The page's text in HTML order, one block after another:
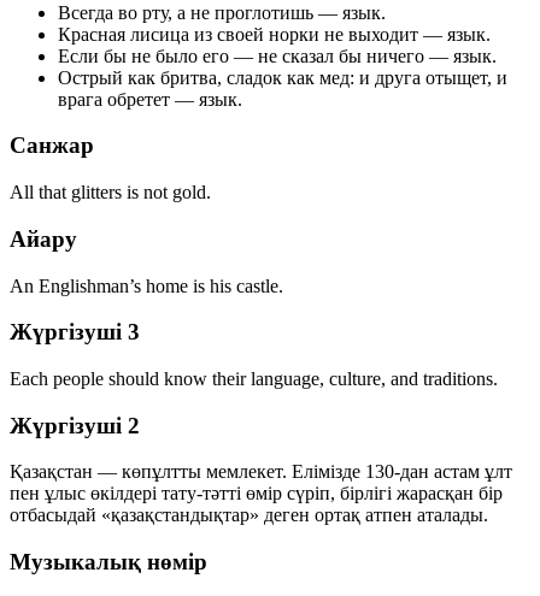
Всегда во рту, а не проглотишь — язык.
Красная лисица из своей норки не выходит — язык.
Если бы не было его — не сказал бы ничего — язык.
Острый как бритва, сладок как мед: и друга отыщет, и
врага обретет — язык.
Санжар
All that glitters is not gold.
Айару
An Englishman’s home is his castle.
Жүргізуші 3
Each people should know their language, culture, and traditions.
Жүргізуші 2
Қазақстан — көпұлтты мемлекет. Елімізде 130-дан астам ұлт
пен ұлыс өкілдері тату-тәтті өмір сүріп, бірлігі жарасқан бір
отбасыдай «қазақстандықтар» деген ортақ атпен аталады.
Музыкалық нөмір